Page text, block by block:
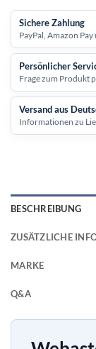
Sichere Zahlung
PayPal, Amazon
Persönlicher
Frage zum Produkt
Versand aus
Informationen zu
BESCHREIBUNG
ZUSÄTZLICHE
MARKE
Q&A